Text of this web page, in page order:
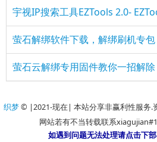
宇视IP搜索工具EZTools 2.0-
萤石解绑软件下载，解绑刷机专包
萤石云解绑专用固件教你一招解除
织梦© |2021-现在| 本站分享非赢利性服务.
网站若有不当转载联系
如遇到问题无法处理请点击下